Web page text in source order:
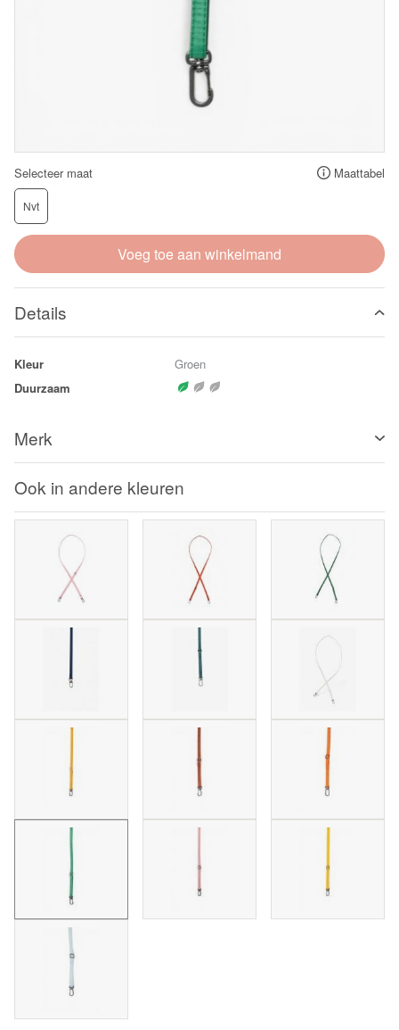
Selecteer maat Maattabel
Nvt
Voeg toe aan winkelmand
Details
Kleur
Groen
Duurzaam
Merk
Ook in andere kleuren